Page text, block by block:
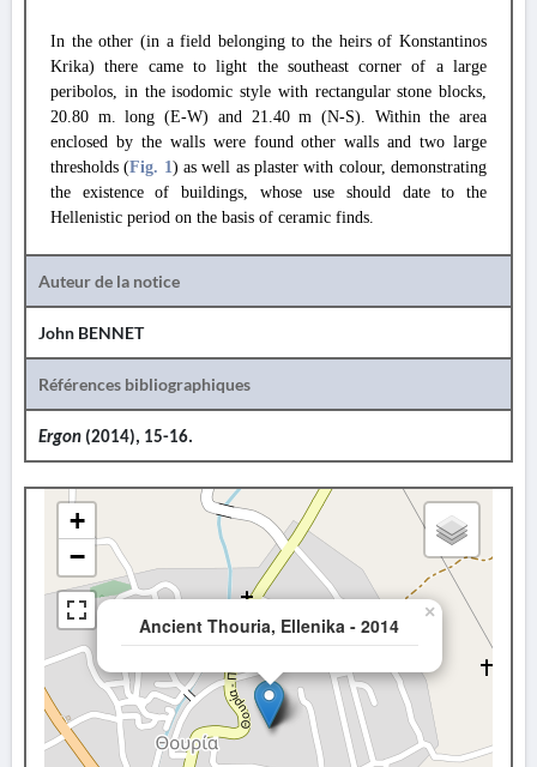
In the other (in a field belonging to the heirs of Konstantinos
Krika) there came to light the southeast corner of a large
peribolos, in the isodomic style with rectangular stone blocks,
20.80 m. long (E-W) and 21.40 m (N-S). Within the area
enclosed by the walls were found other walls and two large
thresholds (Fig. 1) as well as plaster with colour, demonstrating
the existence of buildings, whose use should date to the
Hellenistic period on the basis of ceramic finds.
Auteur de la notice
John BENNET
Références bibliographiques
Ergon (2014), 15-16.
Ancient Thouria, Ellenika - 2014
×
+
−